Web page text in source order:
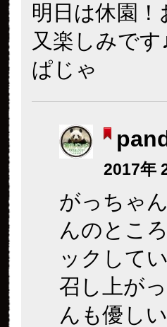
明日は休園
又楽しみです
ぱじゃ
2017年
がっちゃ
んのとこ
ックして
召し上が
んも優し